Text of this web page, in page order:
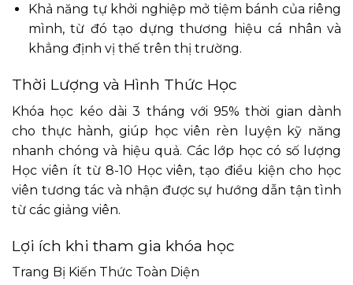
Khả năng tự khởi nghiệp mở tiệm bánh của riêng
mình, từ đó tạo dựng thương hiệu cá nhân và
khẳng định vị thế trên thị trường.
Thời Lượng và Hình Thức Học
Khóa học kéo dài 3 tháng với 95% thời gian dành
cho thực hành, giúp học viên rèn luyện kỹ năng
nhanh chóng và hiệu quả. Các lớp học có số lượng
Học viên ít từ 8-10 Học viên, tạo điều kiện cho học
viên tương tác và nhận được sự hướng dẫn tận tình
từ các giảng viên.
Lợi ích khi tham gia khóa học
Trang Bị Kiến Thức Toàn Diện